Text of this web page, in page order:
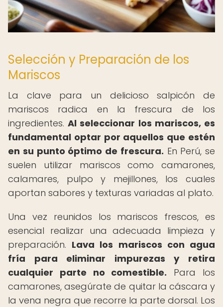
Selección y Preparación de los
Mariscos
La clave para un delicioso salpicón de
mariscos radica en la frescura de los
ingredientes.Al seleccionar los mariscos, es
fundamental optar por aquellos que estén
en su punto óptimo de frescura. En Perú, se
suelen utilizar mariscos como camarones,
calamares, pulpo y mejillones, los cuales
aportan sabores y texturas variadas al plato.
Una vez reunidos los mariscos frescos, es
esencial realizar una adecuada limpieza y
preparación. Lava los mariscos con agua
fría para eliminar impurezas y retira
cualquier parte no comestible. Para los
camarones, asegúrate de quitar la cáscara y
la vena negra que recorre la parte dorsal. Los